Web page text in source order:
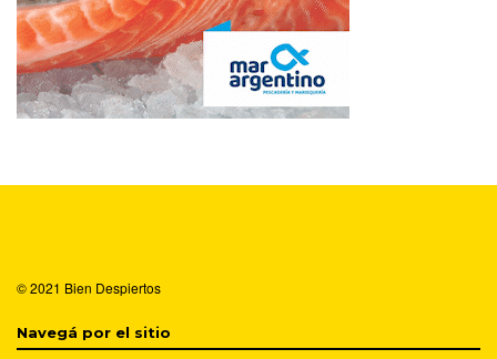
© 2021 Bien Despiertos
Navegá por el sitio